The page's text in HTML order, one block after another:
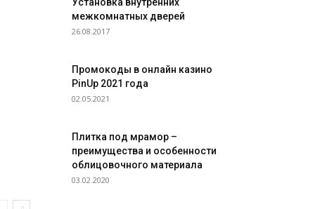
межкомнатных дверей
26.08.2017
Промокоды в онлайн казино
PinUp 2021 года
02.05.2021
Плитка под мрамор –
преимущества и особенности
облицовочного материала
03.02.2020